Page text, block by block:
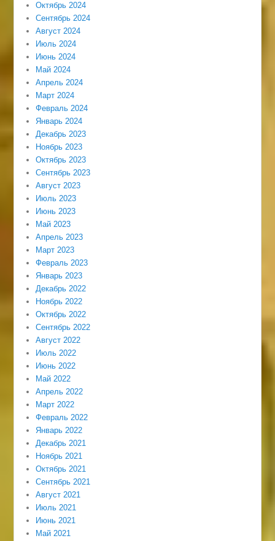
Октябрь 2024
Сентябрь 2024
Август 2024
Июль 2024
Июнь 2024
Май 2024
Апрель 2024
Март 2024
Февраль 2024
Январь 2024
Декабрь 2023
Ноябрь 2023
Октябрь 2023
Сентябрь 2023
Август 2023
Июль 2023
Июнь 2023
Май 2023
Апрель 2023
Март 2023
Февраль 2023
Январь 2023
Декабрь 2022
Ноябрь 2022
Октябрь 2022
Сентябрь 2022
Август 2022
Июль 2022
Июнь 2022
Май 2022
Апрель 2022
Март 2022
Февраль 2022
Январь 2022
Декабрь 2021
Ноябрь 2021
Октябрь 2021
Сентябрь 2021
Август 2021
Июль 2021
Июнь 2021
Май 2021